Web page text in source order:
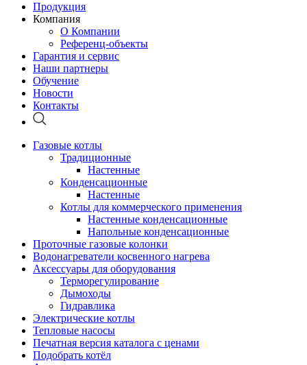
Продукция
Компания
О Компании
Референц-объекты
Гарантия и сервис
Наши партнеры
Обучение
Новости
Контакты
Газовые котлы
Традиционные
Настенные
Конденсационные
Настенные
Котлы для коммерческого применения
Настенные конденсационные
Напольные конденсационные
Проточные газовые колонки
Водонагреватели косвенного нагрева
Аксессуары для оборудования
Терморегулирование
Дымоходы
Гидравлика
Электрические котлы
Тепловые насосы
Печатная версия каталога с ценами
Подобрать котёл